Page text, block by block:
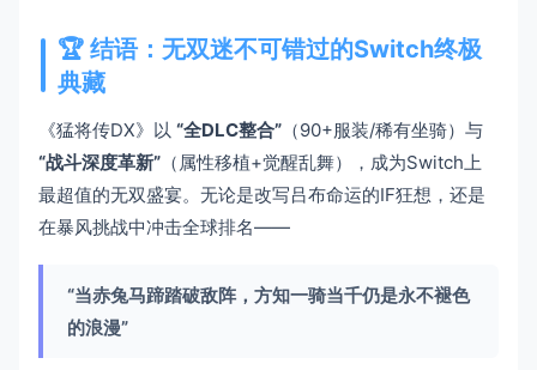
🏆 ​ ​结语：无双迷不可错过的Switch终极
典藏​
《猛将传DX》以 ​ ​“全DLC整合”​ ​（90+服装/稀有坐骑）与 ​
“战斗深度革新”​ ​（属性移植+觉醒乱舞），成为Switch上
最超值的无双盛宴。无论是改写吕布命运的IF狂想，还是
在暴风挑战中冲击全球排名——
​“当赤兔马蹄踏破敌阵，方知一骑当千仍是永不褪色
的浪漫”​